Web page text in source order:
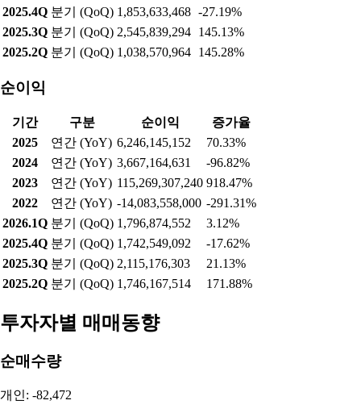
2025.4Q 분기 (QoQ) 1,853,633,468 -27.19%
2025.3Q 분기 (QoQ) 2,545,839,294 145.13%
2025.2Q 분기 (QoQ) 1,038,570,964 145.28%
순이익
기간 구분 순이익
증가율
2025
연간 (YoY) 6,246,145,152
70.33%
2024
연간 (YoY) 3,667,164,631
-96.82%
2023
연간 (YoY) 115,269,307,240 918.47%
2022
연간 (YoY) -14,083,558,000 -291.31%
2026.1Q 분기 (QoQ) 1,796,874,552
3.12%
2025.4Q 분기 (QoQ) 1,742,549,092
-17.62%
2025.3Q 분기 (QoQ) 2,115,176,303
21.13%
2025.2Q 분기 (QoQ) 1,746,167,514 171.88%
투자자별 매매동향
순매수량
개인: -82,472